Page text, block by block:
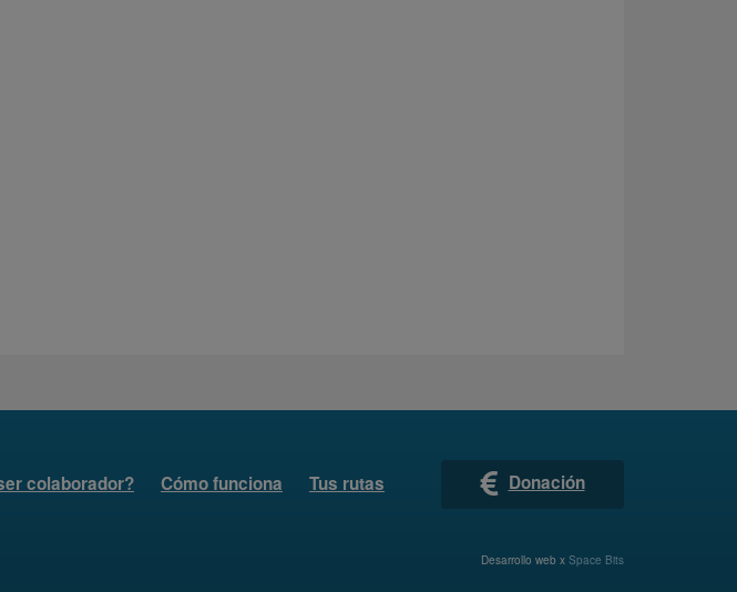
colaborador? Cómo funciona Tus rutas Donación
Desarrollo web x Space Bits